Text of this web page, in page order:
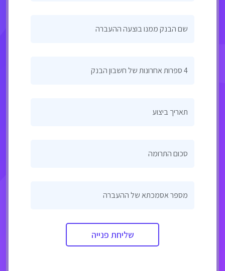
שם הבנק ממנו בוצעה ההעברה
4 ספרות אחרונות של חשבון הבנק
תאריך ביצוע
סכום התרומה
מספר אסמכתא של ההעברה